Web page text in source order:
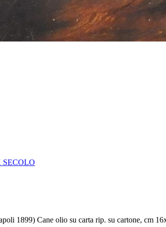
1899) Cane olio su carta rip. su cartone, cm